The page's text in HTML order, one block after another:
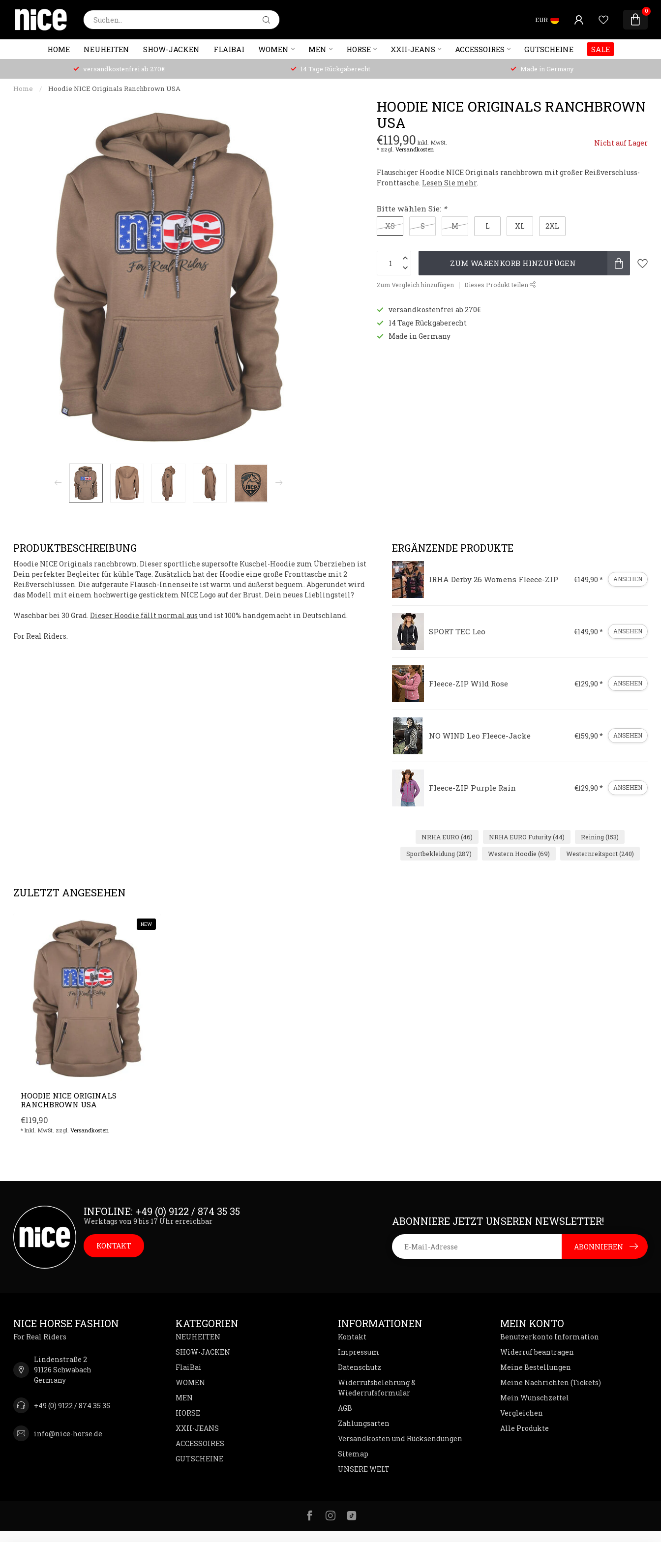
EUR
0
HOME NEUHEITEN SHOW-JACKEN FLAIBAI WOMEN MEN HORSE XXII-JEANS ACCESSOIRES GUTSCHEINE SALE
versandkostenfrei ab 270€ 14 Tage Rückgaberecht Made in Germany
Home / Hoodie NICE Originals Ranchbrown USA
HOODIE NICE ORIGINALS RANCHBROWN
USA
€119,90 Inkl. MwSt.
* zzgl.Versandkosten
Nicht auf Lager
Flauschiger Hoodie NICE Originals ranchbrown mit großer Reißverschluss-
Fronttasche. Lesen Sie mehr.
Bitte wählen Sie: *
XS S M L XL 2XL
ZUM WARENKORB HINZUFÜGEN
Zum Vergleich hinzufügen Dieses Produkt teilen
versandkostenfrei ab 270€
14 Tage Rückgaberecht
Made in Germany
PRODUKTBESCHREIBUNG
Hoodie NICE Originals ranchbrown. Dieser sportliche supersofte Kuschel-Hoodie zum Überziehen ist
Dein perfekter Begleiter für kühle Tage. Zusätzlich hat der Hoodie eine große Fronttasche mit 2
Reißverschlüssen. Die aufgeraute Flausch-Innenseite ist warm und äußerst bequem. Abgerundet wird
das Modell mit einem hochwertige gesticktem NICE Logo auf der Brust. Dein neues Lieblingsteil?
Waschbar bei 30 Grad. Dieser Hoodie fällt normal aus und ist 100% handgemacht in Deutschland.
For Real Riders.
ERGÄNZENDE PRODUKTE
IRHA Derby 26 Womens Fleece-ZIP €149,90 * ANSEHEN
SPORT TEC Leo €149,90 * ANSEHEN
Fleece-ZIP Wild Rose €129,90 * ANSEHEN
NO WIND Leo Fleece-Jacke €159,90 * ANSEHEN
Fleece-ZIP Purple Rain €129,90 * ANSEHEN
NRHA EURO (46) NRHA EURO Futurity(44) Reining(153)
Sportbekleidung(287) Western Hoodie (69) Westernreitsport(240)
ZULETZT ANGESEHEN
NEW
HOODIE NICE ORIGINALS
RANCHBROWN USA
€119,90
* Inkl. MwSt. zzgl. Versandkosten
INFOLINE: +49 (0) 9122 / 874 35 35
Werktags von 9 bis 17 Uhr erreichbar
KONTAKT
ABONNIERE JETZT UNSEREN NEWSLETTER!
ABONNIEREN
NICE HORSE FASHION
For Real Riders
Lindenstraße 2
91126 Schwabach
Germany
+49 (0) 9122 / 874 35 35
info@nice-horse.de
KATEGORIEN
NEUHEITEN
SHOW-JACKEN
FlaiBai
WOMEN
MEN
HORSE
XXII-JEANS
ACCESSOIRES
GUTSCHEINE
INFORMATIONEN
Kontakt
Impressum
Datenschutz
Widerrufsbelehrung &
Wiederrufsformular
AGB
Zahlungsarten
Versandkosten und Rücksendungen
Sitemap
UNSERE WELT
MEIN KONTO
Benutzerkonto Information
Widerruf beantragen
Meine Bestellungen
Meine Nachrichten (Tickets)
Mein Wunschzettel
Vergleichen
Alle Produkte